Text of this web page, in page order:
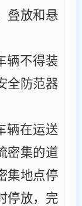
叠放和悬
辆不得装
全防范器
辆在运送
密集的道
集地点停
停放，完